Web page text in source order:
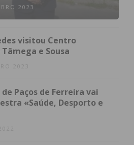
2023
visitou Centro
e Sousa
2023
Paços de Ferreira vai
«Saúde, Desporto e